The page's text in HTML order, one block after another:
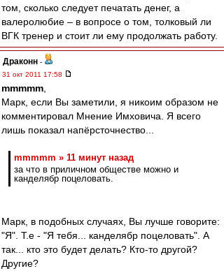
том, сколько следует печатать денег, а
валеролюбие – в вопросе о том, толковый ли
ВГК тренер и стоит ли ему продолжать работу.
Драконн -
31 окт 2011 17:58
mmmmm
Марк, если Вы заметили, я никоим образом не
комментировал Мнение Имховича. Я всего
лишь показал напёрсточнество...
mmmmm » 11 минут назад
за что в приличном обществе можно и
канделябр поцеловать.
Марк, в подобных случаях, Вы лучше говорите:
"Я". Т.е - "Я тебя... канделябр поцеловать". А
так... кто это будет делать? Кто-то другой?
Другие?